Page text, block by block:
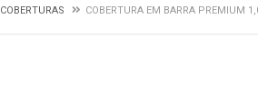
COBERTURAS COBERTURA EM BARRA PREMIUM